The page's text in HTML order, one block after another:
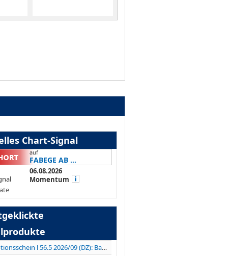
Chart-Signal
auf
FABEGE AB ...
06.08.2026
Momentum
Optionsschein l 56.5 2026/09 (DZ): Basiswert...